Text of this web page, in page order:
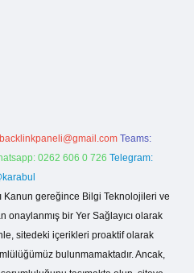
backlinkpaneli@gmail.com Teams:
0262 606 0 726 Telegram:
Kanun gereğince Bilgi Teknolojileri ve
onaylanmış bir Yer Sağlayıcı olarak
sitedeki içerikleri proaktif olarak
bulunmamaktadır. Ancak,